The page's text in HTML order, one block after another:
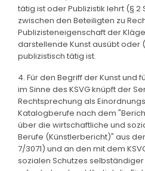
tätig ist oder Publizistik lehrt (§ 2
zwischen den Beteiligten zu
Publizisteneigenschaft der
darstellende Kunst ausübt oder
publizistisch tätig ist.
4. Für den Begriff der Kunst und
im Sinne des KSVG knüpft der
Rechtsprechung als
Katalogberufe nach dem
über die wirtschaftliche und
Berufe (Künstlerbericht)" aus
7/3071) und an den mit dem
sozialen Schutzes